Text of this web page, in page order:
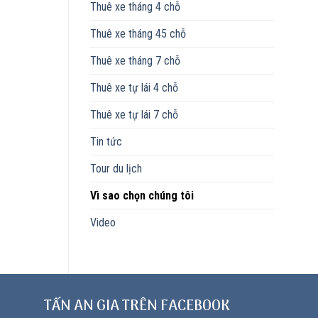
Thuê xe tháng 4 chỗ
Thuê xe tháng 45 chỗ
Thuê xe tháng 7 chỗ
Thuê xe tự lái 4 chỗ
Thuê xe tự lái 7 chỗ
Tin tức
Tour du lịch
Vì sao chọn chúng tôi
Video
TẤN AN GIA TRÊN FACEBOOK